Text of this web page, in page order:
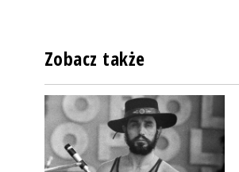
Zobacz także